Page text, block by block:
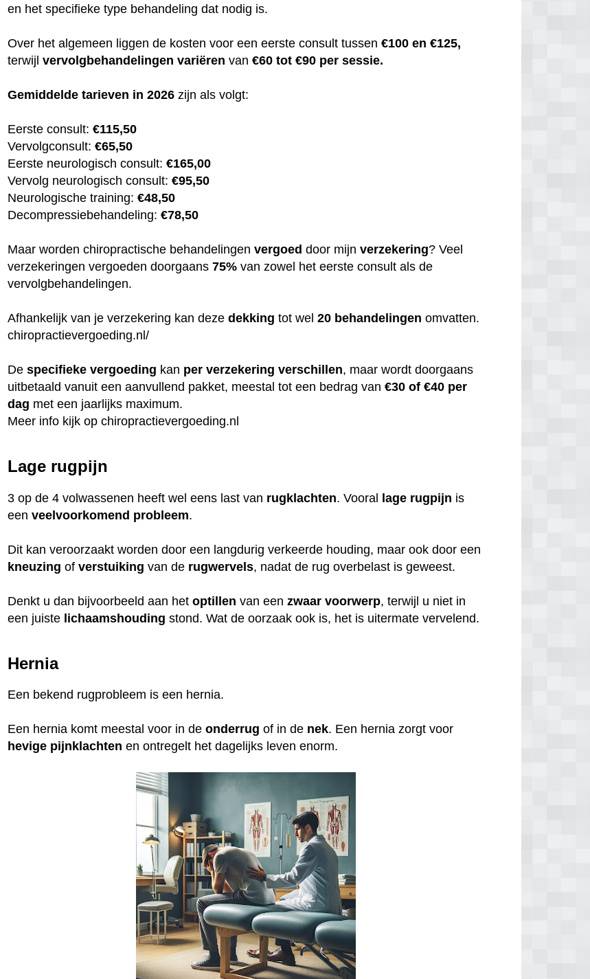
en het specifieke type behandeling dat nodig is.
Over het algemeen liggen de kosten voor een eerste consult tussen€100 en €125,
terwijlvervolgbehandelingen variëren van€60 tot €90 per sessie.
Gemiddelde tarieven in 2026 zijn als volgt:
Eerste consult:€115,50
Vervolgconsult:€65,50
Eerste neurologisch consult:€165,00
Vervolg neurologisch consult:€95,50
Neurologische training:€48,50
Decompressiebehandeling:€78,50
Maar worden chiropractische behandelingenvergoed door mijnverzekering? Veel
verzekeringen vergoeden doorgaans75%van zowel het eerste consult als de
vervolgbehandelingen.
Afhankelijk van je verzekering kan dezedekking tot wel20 behandelingen omvatten.
chiropractievergoeding.nl/
Despecifieke vergoeding kan per verzekering verschillen, maar wordt doorgaans
uitbetaald vanuit een aanvullend pakket, meestal tot een bedrag van€30 of €40 per
dag met een jaarlijks maximum.
Meer info kijk opchiropractievergoeding.nl
Lage rugpijn
3 op de 4 volwassenen heeft wel eens last van rugklachten. Vooral lage rugpijn is
eenveelvoorkomend probleem.
Dit kan veroorzaakt worden door een langdurig verkeerde houding, maar ook door een
kneuzing ofverstuiking van de rugwervels, nadat de rug overbelast is geweest.
Denkt u dan bijvoorbeeld aan hetoptillen van eenzwaar voorwerp, terwijl u niet in
een juiste lichaamshouding stond. Wat de oorzaak ook is, het is uitermate vervelend.
Hernia
Een bekend rugprobleem is een hernia.
Een hernia komt meestal voor in deonderrug of in de nek. Een hernia zorgt voor
hevige pijnklachten en ontregelt het dagelijks leven enorm.